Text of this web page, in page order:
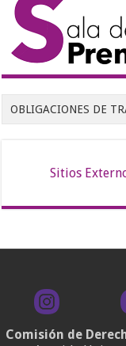
OBLIGACIONES DE
Sitios
Comisión de